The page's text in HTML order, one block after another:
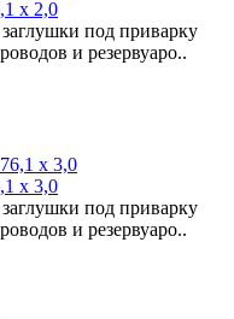
х 2,0
под приварку
и резервуаро..
х 3,0
под приварку
и резервуаро..